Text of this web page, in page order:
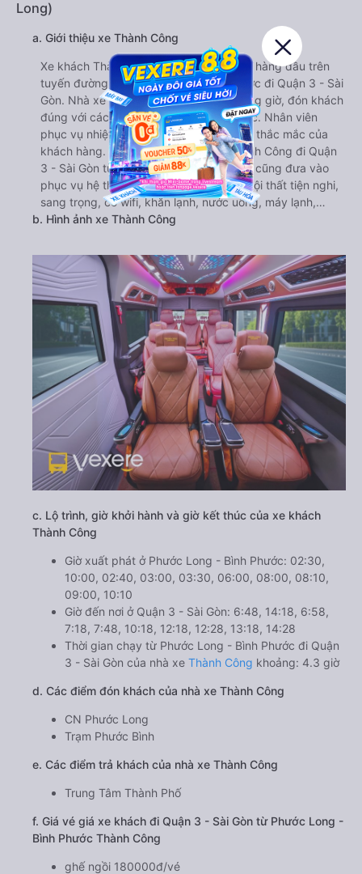
Long)
a. Giới thiệu xe Thành Công
Xe khách Thành Công là thương hiệu xe hàng đầu trên
tuyến đường từ Phước Long - Bình Phước đi Quận 3 - Sài
Gòn. Nhà xe luôn cam kết khởi hành đúng giờ, đón khách
đúng với các điểm đón cố định hẹn trước. Nhân viên
phục vụ nhiệt tình, luôn sẵn giải đáp mọi thắc mắc của
khách hàng. Bên cạnh đó, hãng xe Thành Công đi Quận
3 - Sài Gòn từ Phước Long - Bình Phước cũng đưa vào
phục vụ hệ thống xe đời mới cung cấp nội thất tiện nghi,
sang trọng, có wifi, khăn lạnh, nước uống, máy lạnh,…
b. Hình ảnh xe Thành Công
c. Lộ trình, giờ khởi hành và giờ kết thúc của xe khách
Thành Công
Giờ xuất phát ở Phước Long - Bình Phước: 02:30,
10:00, 02:40, 03:00, 03:30, 06:00, 08:00, 08:10,
09:00, 10:10
Giờ đến nơi ở Quận 3 - Sài Gòn: 6:48, 14:18, 6:58,
7:18, 7:48, 10:18, 12:18, 12:28, 13:18, 14:28
Thời gian chạy từ Phước Long - Bình Phước đi Quận
3 - Sài Gòn của nhà xe Thành Công khoảng: 4.3 giờ
d. Các điểm đón khách của nhà xe Thành Công
CN Phước Long
Trạm Phước Bình
e. Các điểm trả khách của nhà xe Thành Công
Trung Tâm Thành Phố
f. Giá vé giá xe khách đi Quận 3 - Sài Gòn từ Phước Long -
Bình Phước Thành Công
ghế ngồi 180000đ/vé